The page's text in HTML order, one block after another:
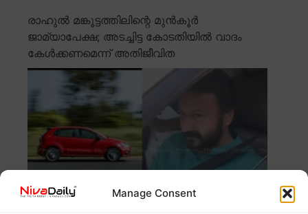
Manage Consent
രാഹുൽ മങ്കൂട്ടത്തിലിന്റെ മുൻകൂർ
ജാമ്യാപേക്ഷ; അടച്ചിട്ട കോടതിയിൽ വാദം
കേൾക്കണമെന്ന് അതിജീവിത